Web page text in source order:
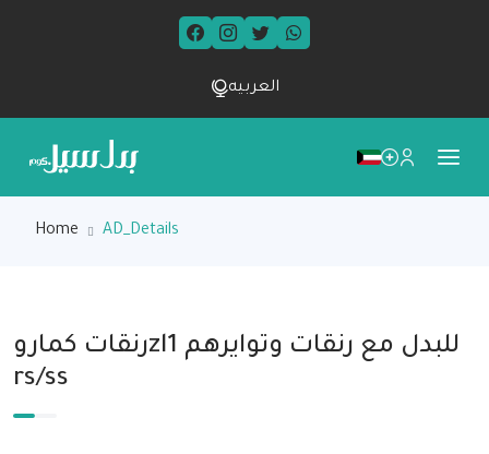
العربيه
Home AD_Details
رنقات كماروzl1 للبدل مع رنقات وتوايرهم
rs/ss